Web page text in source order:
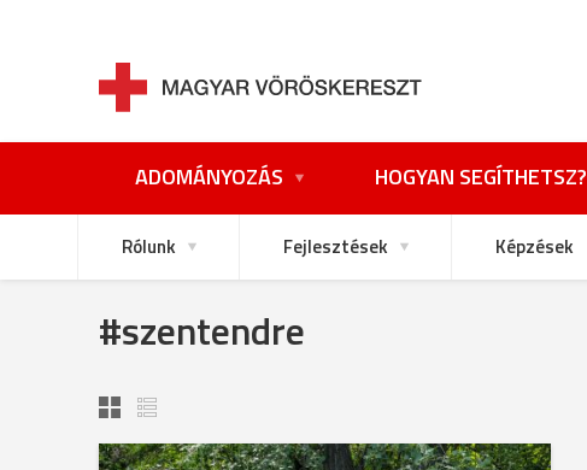
ADOMÁNYOZÁS HOGYAN SEGÍTHETSZ?
Rólunk Fejlesztések Képzések
#szentendre